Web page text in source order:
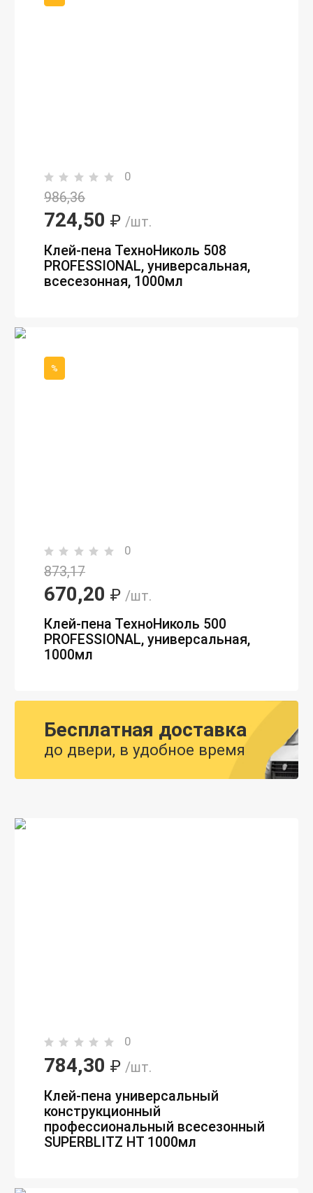
0
986,36
724,50 ₽ /шт.
Клей-пена ТехноНиколь 508
PROFESSIONAL, универсальная,
всесезонная, 1000мл
%
0
873,17
670,20 ₽ /шт.
Клей-пена ТехноНиколь 500
PROFESSIONAL, универсальная,
1000мл
0
784,30 ₽ /шт.
Клей-пена универсальный
конструкционный
профессиональный всесезонный
SUPERBLITZ HT 1000мл
Бесплатная доставка
до двери, в удобное время